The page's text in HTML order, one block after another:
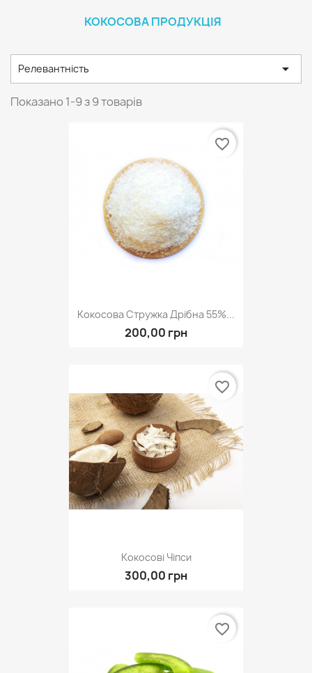
КОКОСОВА ПРОДУКЦІЯ
Релевантність 
Показано 1-9 з 9 товарів
Кокосова Стружка Дрібна 55%...
200,00 грн
favorite_border
Кокосові Чіпси
300,00 грн
favorite_border
favorite_border